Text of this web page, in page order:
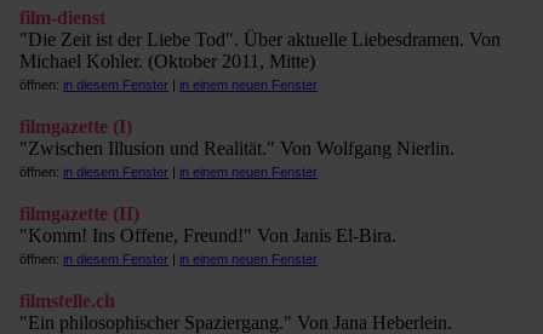
film-dienst
"Die Zeit ist der Liebe Tod". Über aktuelle Liebesdramen. Von
Michael Kohler. (Oktober 2011, Mitte)
öffnen: in diesem Fenster | in einem neuen Fenster
filmgazette (I)
"Zwischen Illusion und Realität." Von Wolfgang Nierlin.
öffnen: in diesem Fenster | in einem neuen Fenster
filmgazette (II)
"Komm! Ins Offene, Freund!" Von Janis El-Bira.
öffnen: in diesem Fenster | in einem neuen Fenster
filmstelle.ch
"Ein philosophischer Spaziergang." Von Jana Heberlein.